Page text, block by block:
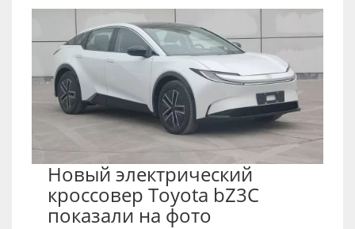
Новый электрический
кроссовер Toyota bZ3C
показали на фото